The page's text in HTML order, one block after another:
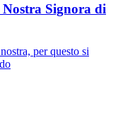
Signora di
per questo si